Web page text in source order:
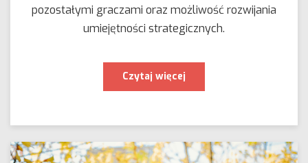
pozostałymi graczami oraz możliwość rozwijania
umiejętności strategicznych.
Czytaj więcej
strategiczne.
tytuły
sięgnąć?